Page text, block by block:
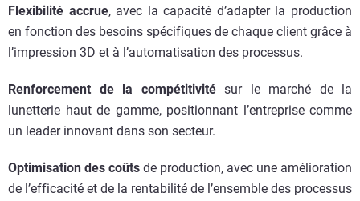
Flexibilité accrue, avec la capacité d’adapter la production
en fonction des besoins spécifiques de chaque client grâce à
l’impression 3D et à l’automatisation des processus.
Renforcement de la compétitivitésur le marché de la
lunetterie haut de gamme, positionnant l’entreprise comme
un leader innovant dans son secteur.
Optimisation des coûts de production, avec une amélioration
de l’efficacité et de la rentabilité de l’ensemble des processus